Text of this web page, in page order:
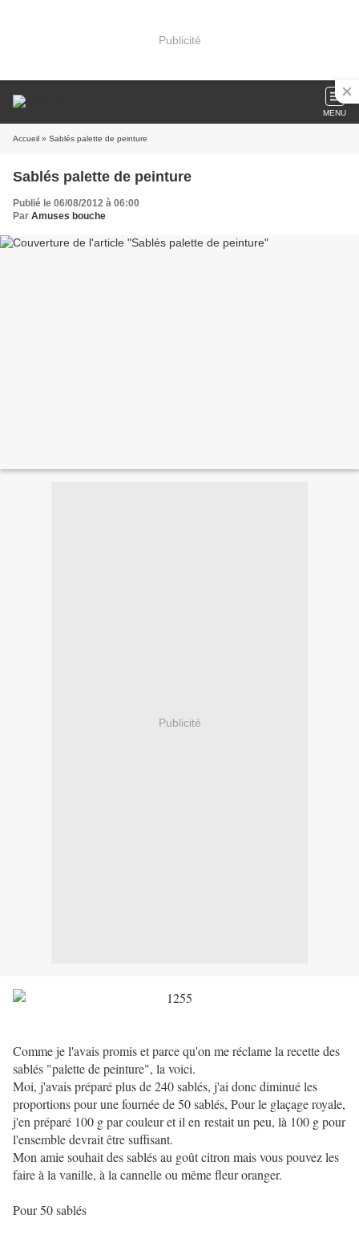
Publicité
MENU
Accueil » Sablés palette de peinture
Sablés palette de peinture
Publié le 06/08/2012 à 06:00
Par Amuses bouche
Publicité
Comme je l'avais promis et parce qu'on me réclame la recette des
sablés "palette de peinture", la voici.
Moi, j'avais préparé plus de 240 sablés, j'ai donc diminué les
proportions pour une fournée de 50 sablés, Pour le glaçage royale,
j'en préparé 100 g par couleur et il en restait un peu, là 100 g pour
l'ensemble devrait être suffisant.
Mon amie souhait des sablés au goût citron mais vous pouvez les
faire à la vanille, à la cannelle ou même fleur oranger.
Pour 50 sablés